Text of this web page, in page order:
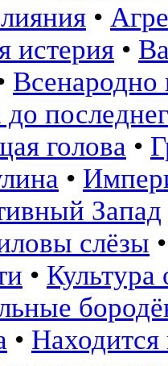
•
истерия •
голова •
•
Запад
слёзы
•
•